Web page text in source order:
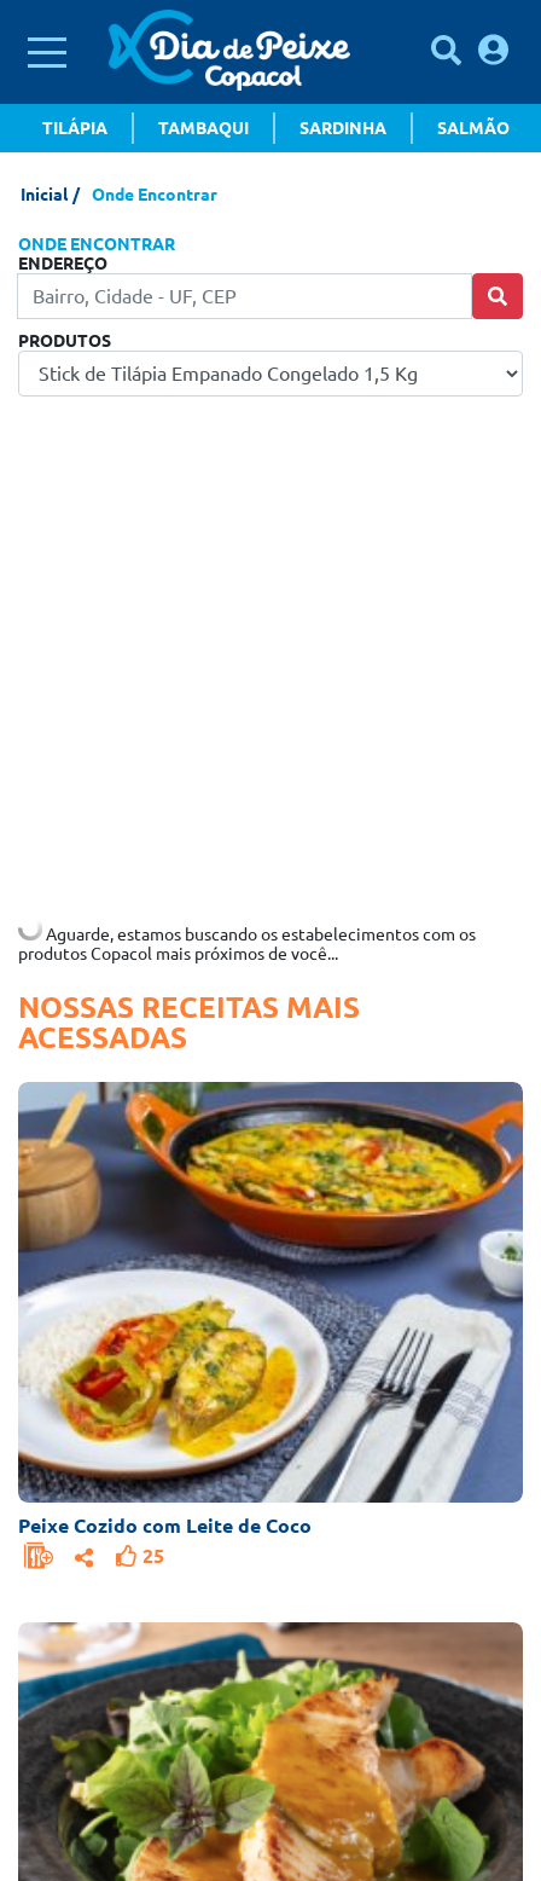
TILÁPIA TAMBAQUI SARDINHA SALMÃO
Inicial Onde Encontrar
ONDE ENCONTRAR
ENDEREÇO
PRODUTOS
Aguarde, estamos buscando os estabelecimentos com os
produtos Copacol mais próximos de você...
NOSSAS RECEITAS MAIS
ACESSADAS
Peixe Cozido com Leite de Coco
25